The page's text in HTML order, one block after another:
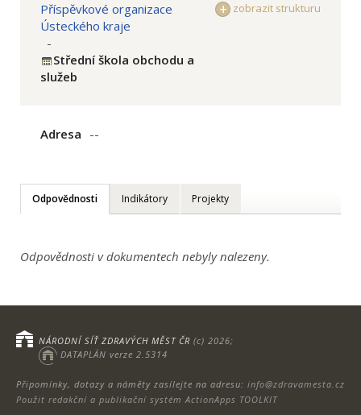
zobrazit strukturu
Příspěvkové organizace
Ústeckého kraje
-
Střední škola obchodu a
služeb
Adresa --
Odpovědnosti Indikátory Projekty
Odpovědnosti v dokumentech nebyly nalezeny.
Připomínky, dotazy a náměty zasílejte na adresu: info@zdravamesta.cz
Použit redakční a publikační systém ActionApps TOOLKIT
NÁRODNÍ SÍŤ ZDRAVÝCH MĚST ČR (c) 2026;
DATAPLÁN verze 2.5314